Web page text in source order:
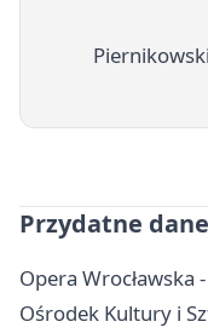
Przydatne
Opera
Ośrodek Kultury i